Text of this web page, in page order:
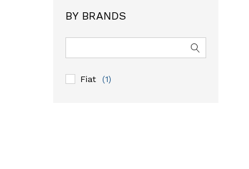
BY BRANDS
Fiat (1)